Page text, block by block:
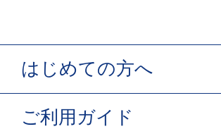
はじめての方へ
ご利用ガイド